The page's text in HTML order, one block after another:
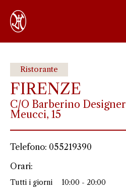
Ristorante
FIRENZE
C/O Barberino
Meucci, 15
Telefono: 055219390
Orari:
Tutti i giorni 10:00 - 20:00